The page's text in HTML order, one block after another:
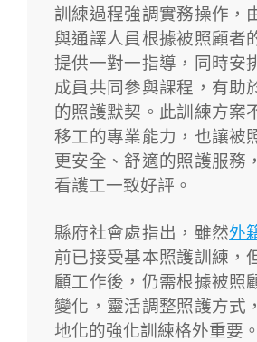
訓練過程強調實務操作，
與通譯人員根據被照顧者
提供一對一指導，同時安
成員共同參與課程，有助
的照護默契。此訓練方案
移工的專業能力，也讓被
更安全、舒適的照護服務
看護工一致好評。
縣府社會處指出，雖然外
前已接受基本照護訓練，
顧工作後，仍需根據被照
變化，靈活調整照護方式
地化的強化訓練格外重要。